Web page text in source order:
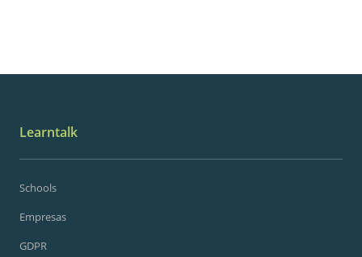
Learntalk
Schools
Empresas
GDPR